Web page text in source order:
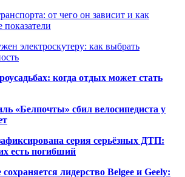
от чего он зависит и как
показатели
электроскутеру: как выбрать
когда отдых может стать
«Белпочты» сбил велосипедиста у
серия серьёзных ДТП:
есть погибший
лидерство Belgee и Geely: